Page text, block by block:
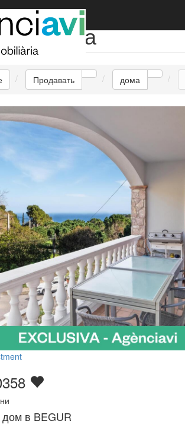
дома
Продавать дома
в BEGUR